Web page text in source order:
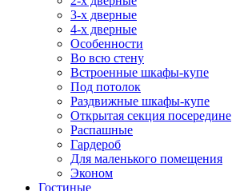
3-х дверные
4-х дверные
Особенности
Во всю стену
Встроенные шкафы-купе
Под потолок
Раздвижные шкафы-купе
Открытая секция посередине
Распашные
Гардероб
Для маленького помещения
Эконом
Гостиные